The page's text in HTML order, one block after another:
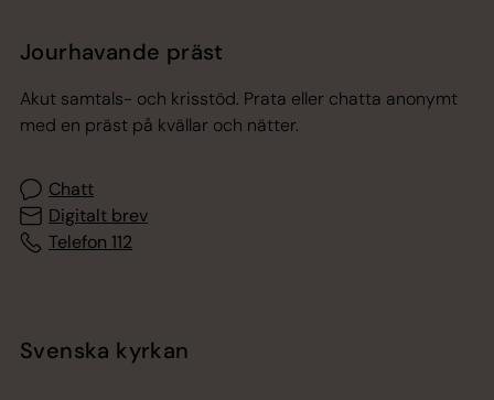
Jourhavande präst
Akut samtals- och krisstöd. Prata eller chatta anonymt
med en präst på kvällar och nätter.
Chatt
Digitalt brev
Telefon 112
Svenska kyrkan